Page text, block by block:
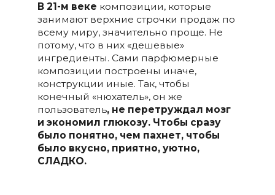
В 21-м веке композиции, которые
занимают верхние строчки продаж по
всему миру, значительно проще. Не
потому, что в них «дешевые»
ингредиенты. Сами парфюмерные
композиции построены иначе,
конструкции иные. Так, чтобы
конечный «нюхатель», он же
пользователь, не перетруждал мозг
и экономил глюкозу. Чтобы сразу
было понятно, чем пахнет, чтобы
было вкусно, приятно, уютно,
СЛАДКО.